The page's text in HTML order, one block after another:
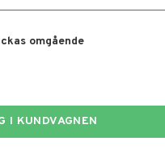
omgående
I KUNDVAGNEN